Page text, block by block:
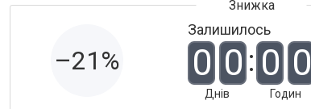
–21%
Залишилось
0 0
Днів
0 0
Годин